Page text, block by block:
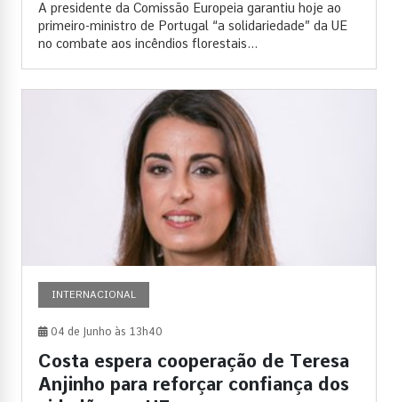
A presidente da Comissão Europeia garantiu hoje ao
primeiro-ministro de Portugal “a solidariedade” da UE
no combate aos incêndios florestais...
INTERNACIONAL
04 de Junho às 13h40
Costa espera cooperação de Teresa
Anjinho para reforçar confiança dos